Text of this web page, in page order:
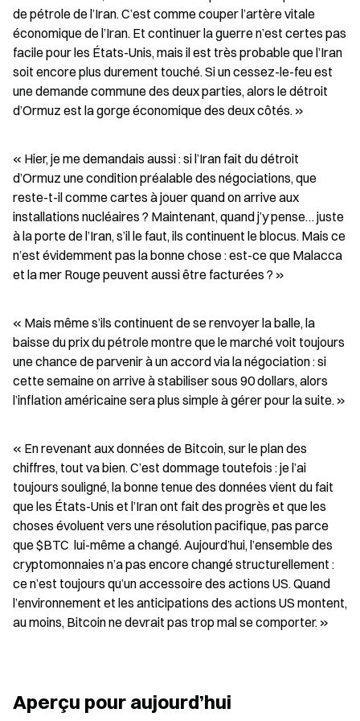
de pétrole de l’Iran. C’est comme couper l’artère vitale
économique de l’Iran. Et continuer la guerre n’est certes pas
facile pour les États-Unis, mais il est très probable que l’Iran
soit encore plus durement touché. Si un cessez-le-feu est
une demande commune des deux parties, alors le détroit
d’Ormuz est la gorge économique des deux côtés. »
« Hier, je me demandais aussi : si l’Iran fait du détroit
d’Ormuz une condition préalable des négociations, que
reste-t-il comme cartes à jouer quand on arrive aux
installations nucléaires ? Maintenant, quand j’y pense… juste
à la porte de l’Iran, s’il le faut, ils continuent le blocus. Mais ce
n’est évidemment pas la bonne chose : est-ce que Malacca
et la mer Rouge peuvent aussi être facturées ? »
« Mais même s’ils continuent de se renvoyer la balle, la
baisse du prix du pétrole montre que le marché voit toujours
une chance de parvenir à un accord via la négociation : si
cette semaine on arrive à stabiliser sous 90 dollars, alors
l’inflation américaine sera plus simple à gérer pour la suite. »
« En revenant aux données de Bitcoin, sur le plan des
chiffres, tout va bien. C’est dommage toutefois : je l’ai
toujours souligné, la bonne tenue des données vient du fait
que les États-Unis et l’Iran ont fait des progrès et que les
choses évoluent vers une résolution pacifique, pas parce
que $BTC  lui-même a changé. Aujourd’hui, l’ensemble des
cryptomonnaies n’a pas encore changé structurellement :
ce n’est toujours qu’un accessoire des actions US. Quand
l’environnement et les anticipations des actions US montent,
au moins, Bitcoin ne devrait pas trop mal se comporter. »
Aperçu pour aujourd’hui